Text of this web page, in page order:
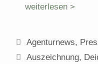
weiterlesen >
Kategorien
Agenturnews,
Schlagwörter
Auszeichnung,